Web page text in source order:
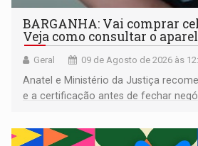
BARGANHA: Vai comprar
Veja como consultar o
Geral 09 de Agosto de 2026 às
Anatel e Ministério da Justiça
e a certificação antes de fechar